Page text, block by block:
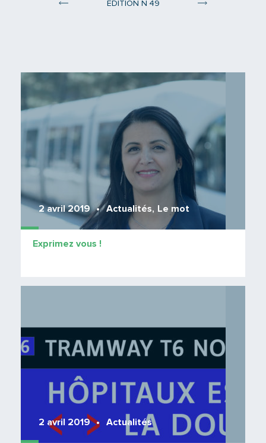
ÉDITION N 49
2 avril 2019 Actualités, Le mot
Exprimez vous !
2 avril 2019 Actualités